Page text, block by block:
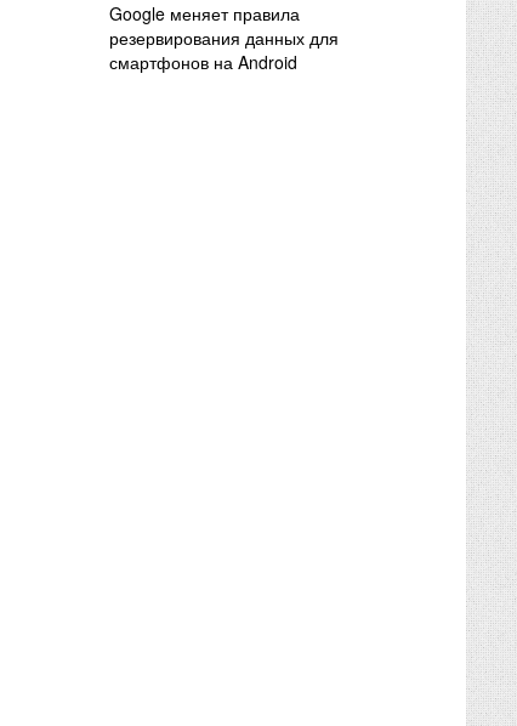
Google меняет правила
резервирования данных для
смартфонов на Android